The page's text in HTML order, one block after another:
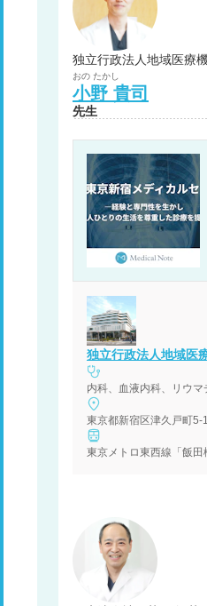
おの たかし
小野 貴司
先生
独立行政法人地域医
東京都新宿区津久戸町5-1